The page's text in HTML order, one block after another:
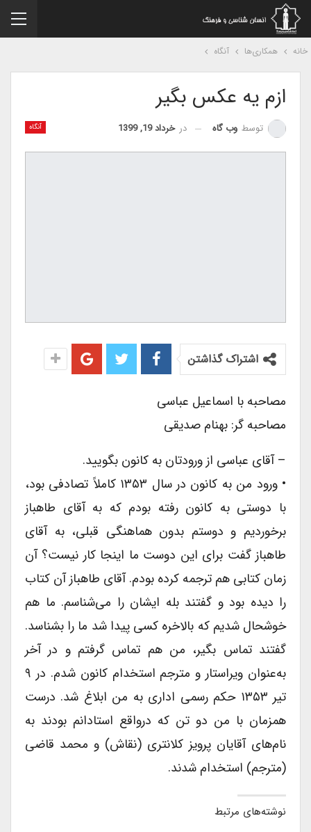
همکاری‌ها آنگاه
ازم یه عکس بگیر
آنگاه توسطوب گاه درخرداد 19, 1399
اشتراک گذاشتن
مصاحبه با اسماعیل عباسی
مصاحبه گر: بهنام صدیقی
– آقای عباسی از ورودتان به کانون بگویید.
• ورود من به کانون در سال ۱۳۵۳ کاملاً تصادفی بود،
با دوستی به کانون رفته بودم که به آقای طاهباز
برخوردیم و دوستم بدون هماهنگی قبلی، به آقای
طاهباز گفت برای این دوست ما اینجا کار نیست؟ آن
زمان کتابی هم ترجمه کرده بودم. آقای طاهباز آن کتاب
را دیده بود و گفتند بله ایشان را می‌شناسم. ما هم
خوشحال شدیم که بالاخره کسی پیدا شد ما را بشناسد.
گفتند تماس بگیر، من هم تماس گرفتم و در آخر
به‌عنوان ویراستار و مترجم استخدام کانون شدم. در ۹
تیر ۱۳۵۳ حکم رسمی اداری به من ابلاغ شد. درست
همزمان با من دو تن که درواقع استادانم بودند به
نام‌های آقایان پرویز کلانتری (نقاش) و محمد قاضی
(مترجم) استخدام شدند.
نوشته‌های مرتبط